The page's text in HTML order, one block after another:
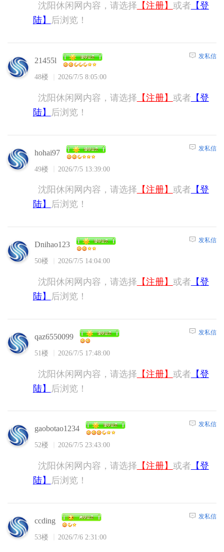
沈阳休闲网内容，请选择 【注册】 或者 【登
陆】
后浏览！
21455l
48楼 2026/7/5 8:05:00
发私信
沈阳休闲网内容，请选择 【注册】 或者 【登
陆】
后浏览！
hohai97
49楼 2026/7/5 13:39:00
发私信
沈阳休闲网内容，请选择 【注册】 或者 【登
陆】
后浏览！
Dnihao123
50楼 2026/7/5 14:04:00
发私信
沈阳休闲网内容，请选择 【注册】 或者 【登
陆】
后浏览！
qaz6550099
51楼 2026/7/5 17:48:00
发私信
沈阳休闲网内容，请选择 【注册】 或者 【登
陆】
后浏览！
gaobotao1234
52楼 2026/7/5 23:43:00
发私信
沈阳休闲网内容，请选择 【注册】 或者 【登
陆】
后浏览！
ccding
53楼 2026/7/6 2:31:00
发私信